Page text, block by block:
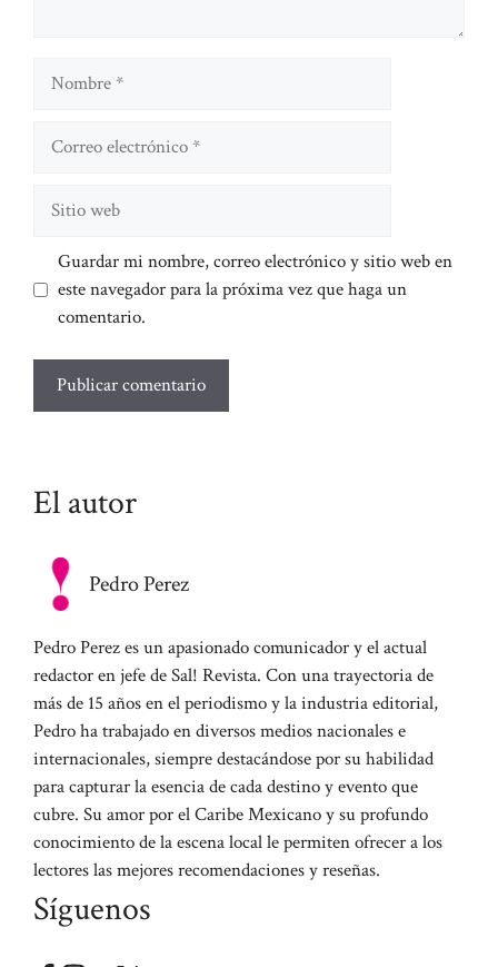
Nombre
electrónico
web
Guardar mi nombre, correo electrónico y sitio web en
este navegador para la próxima vez que haga un
comentario.
El autor
Pedro Perez
Pedro Perez es un apasionado comunicador y el actual
redactor en jefe de Sal! Revista. Con una trayectoria de
más de 15 años en el periodismo y la industria editorial,
Pedro ha trabajado en diversos medios nacionales e
internacionales, siempre destacándose por su habilidad
para capturar la esencia de cada destino y evento que
cubre. Su amor por el Caribe Mexicano y su profundo
conocimiento de la escena local le permiten ofrecer a los
lectores las mejores recomendaciones y reseñas.
Síguenos